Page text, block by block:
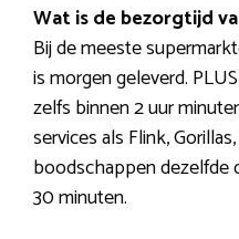
Wat is de bezorgtijd
Bij de meeste
is morgen geleverd.
zelfs binnen 2 uur
services als Flink,
boodschappen dezelfde
30 minuten.